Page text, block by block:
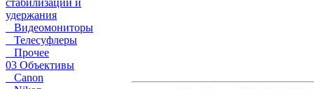
стабилизации и
удержания
Видеомониторы
Телесуфлеры
Прочее
03 Объективы
Canon